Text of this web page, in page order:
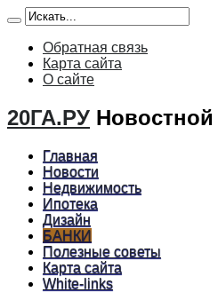
Обратная связь
Карта сайта
О сайте
20ГА.РУ
Главная
Новости
Недвижимость
Ипотека
Дизайн
БАНКИ
Полезные советы
Карта сайта
White-links